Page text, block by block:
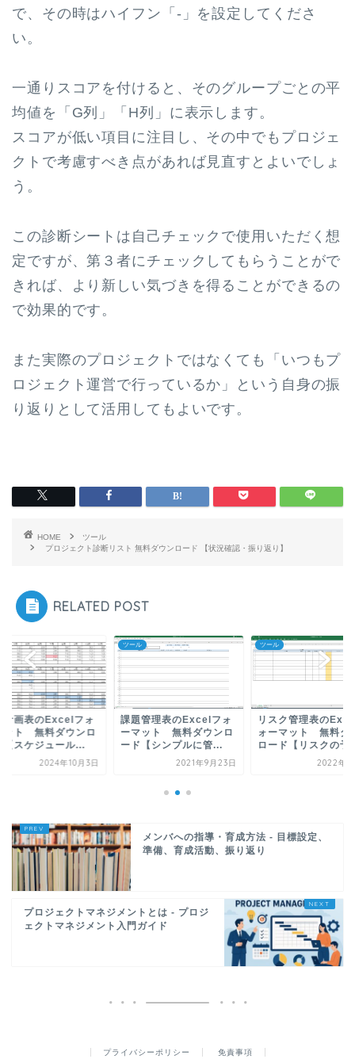
で、その時はハイフン「-」を設定してくださ
い。
一通りスコアを付けると、そのグループごとの平
均値を「G列」「H列」に表示します。
スコアが低い項目に注目し、その中でもプロジェ
クトで考慮すべき点があれば見直すとよいでしょ
う。
この診断シートは自己チェックで使用いただく想
定ですが、第３者にチェックしてもらうことがで
きれば、より新しい気づきを得ることができるの
で効果的です。
また実際のプロジェクトではなくても「いつもプ
ロジェクト運営で行っているか」という自身の振
り返りとして活用してもよいです。
HOME
ツール
プロジェクト診断リスト 無料ダウンロード 【状況確認・振り返り】
RELATED POST
計画表のExcelフォ
ット 無料ダウンロ
【スケジュール...
2024年10月3日
ツール
課題管理表のExcelフォ
ーマット 無料ダウンロ
ード【シンプルに管...
2021年9月23日
ツール
リスク管理表の
ォーマット 無料ダ
ロード【リスクの予
2022年6
メンバへの指導・育成方法 - 目標設定、
準備、育成活動、振り返り
プロジェクトマネジメントとは - プロジ
ェクトマネジメント入門ガイド
プライバシーポリシー 免責事項